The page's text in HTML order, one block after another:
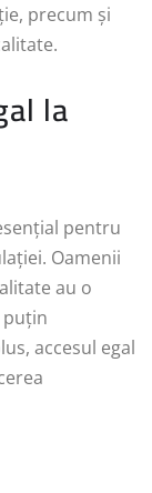
precum și
la
pentru
Oamenii
au o
puțin
accesul egal